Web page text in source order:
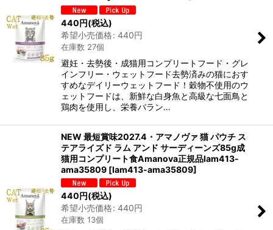
440円(税込)
希望小売価格: 440円
在庫数 27個
避妊・去勢後・成猫用コンプリートフード・グレ
インフリー・ウェットフード去勢済みの猫におす
すめなデイリーウェットフード！穀物不使用のウ
ェットフードは、新鮮な白身魚と高級な七面鳥と
鶏肉を使用し、栄養バラン…
NEW 最短賞味2027.4・アマノヴァ 猫 パウチ ス
テアライズド ラム アンド サーディーンズ85g成
猫用コンプリート食Amanova正規品lam413-
ama35809 [lam413-ama35809]
440 円(税込)
希望小売価格: 440円
在庫数 13個